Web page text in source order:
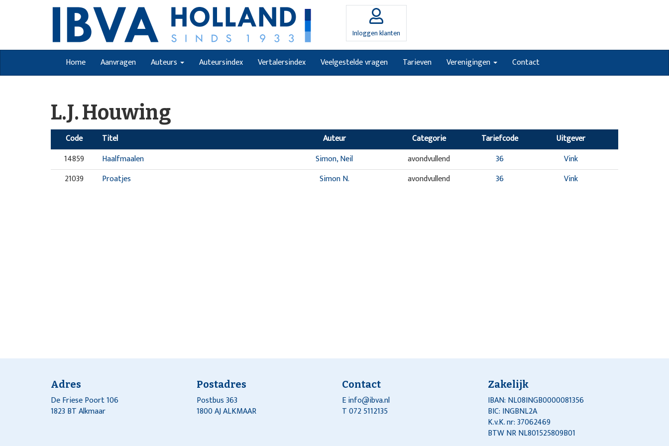
Inloggen klanten
Home Aanvragen Auteurs Auteursindex Vertalersindex Veelgestelde vragen Tarieven Verenigingen Contact
L.J. Houwing
Code Titel Auteur Categorie Tariefcode
Uitgever
14859
Haalfmaalen Simon, Neil avondvullend 36
Vink
21039
Proatjes Simon N. avondvullend 36 Vink
Adres
De Friese Poort 106
1823 BT Alkmaar
Postadres
Postbus 363
1800 AJ ALKMAAR
Contact
Einfo@ibva.nl
T 072 5112135
Zakelijk
IBAN: NL08INGB0000081356
BIC: INGBNL2A
K.v.K. nr: 37062469
BTW NR NL801525809B01